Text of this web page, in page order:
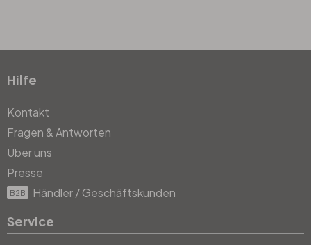
Hilfe
Kontakt
Fragen & Antworten
Über uns
Presse
B2B Händler / Geschäftskunden
Service